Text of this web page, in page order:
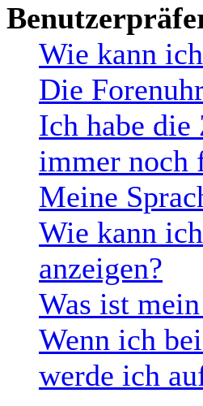
Wie kann
Die
Ich habe die
immer noch
Meine
Wie kann
anzeigen?
Was ist
Wenn ich
werde ich